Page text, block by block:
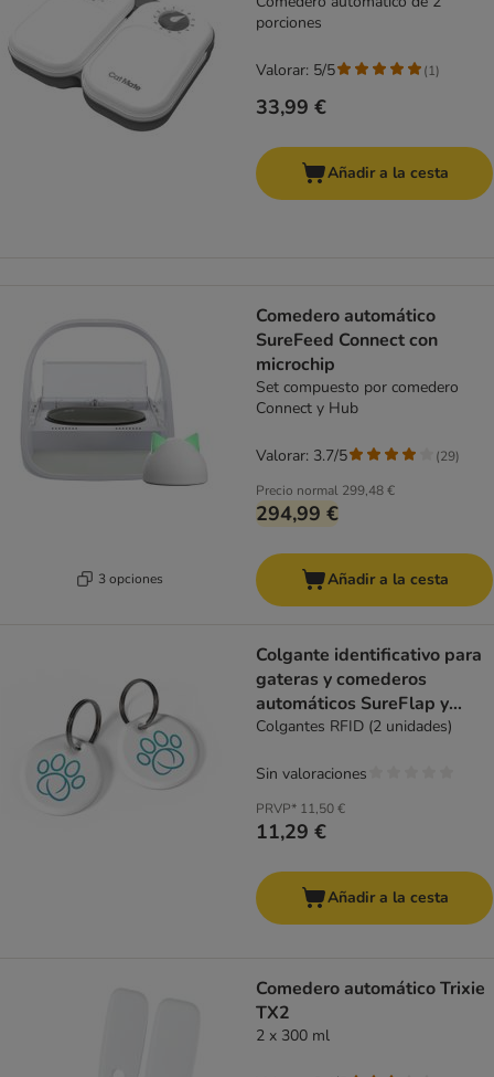
porciones
33,99 €
Valorar: 5/5 (1)
Añadir a la cesta
3 opciones
Comedero automático
SureFeed Connect con
microchip
Set compuesto por comedero
Connect y Hub
Precio normal 299,48 €
294,99 €
Valorar: 3.7/5 (29)
Añadir a la cesta
Colgante identificativo para
gateras y comederos
automáticos SureFlap y
SureFeed
Colgantes RFID (2 unidades)
PRVP* 11,50 €
11,29 €
Sin valoraciones
Añadir a la cesta
Comedero automático Trixie
TX2
2 x 300 ml